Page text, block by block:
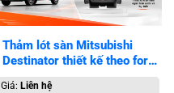
Thảm lót sàn Mitsubishi
Destinator thiết kế theo form
xe
Giá: Liên hệ